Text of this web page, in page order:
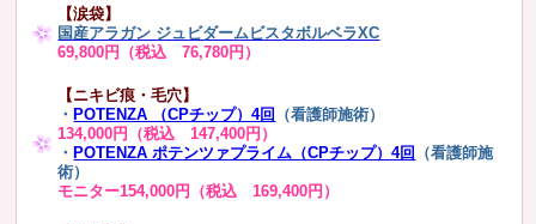
【涙袋】
国産アラガン ジュビダームビスタボルベラXC
69,800円（税込 76,780円）
【ニキビ痕・毛穴】
・POTENZA （CPチップ）4回 （看護師施術）
134,000円（税込 147,400円）
・POTENZA ポテンツァプライム（CPチップ）4回 （看護師施
術）
モニター154,000円（税込 169,400円）